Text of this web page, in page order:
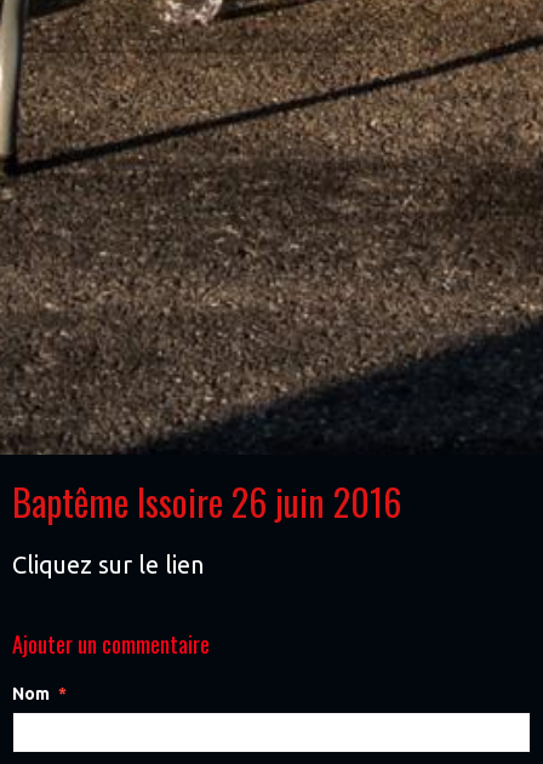
Baptême Issoire 26 juin 2016
Cliquez sur le lien
Ajouter un commentaire
Nom